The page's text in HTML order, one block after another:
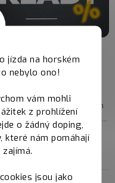
jízda na horském
nebylo ono!
vám mohli
z prohlížení
o žádný doping,
které nám pomáhají
jsou jako
padají!
teď najdeš v naší
napříč celým sortimentem
až po oblečen...